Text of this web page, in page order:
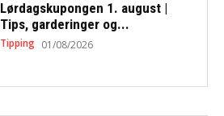
Lørdagskupongen 1. august |
Tips, garderinger og...
Tipping 01/08/2026